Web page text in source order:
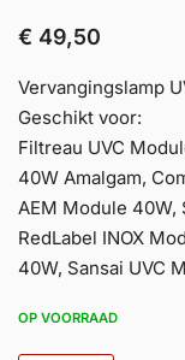
€ 49,50
Vervangingslamp
Geschikt voor:
Filtreau UVC
40W Amalgam,
AEM Module 40W,
RedLabel INOX
40W, Sansai UVC
OP VOORRAAD